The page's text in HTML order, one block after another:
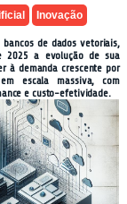
Inovação
bancos de dados vetoriais,
2025 a evolução de sua
à demanda crescente por
escala massiva, com
e custo-efetividade.